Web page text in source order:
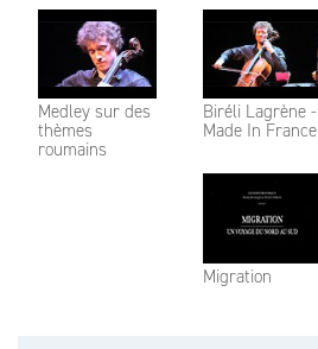
Medley sur des
thèmes
roumains
Biréli Lagrène -
Made In France
Migration